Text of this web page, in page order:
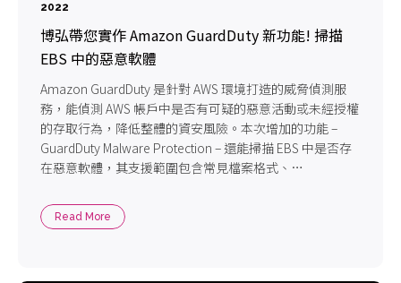
2022
博弘帶您實作 Amazon GuardDuty 新功能! 掃描
EBS 中的惡意軟體
Amazon GuardDuty 是針對 AWS 環境打造的威脅偵測服
務，能偵測 AWS 帳戶中是否有可疑的惡意活動或未經授權
的存取行為，降低整體的資安風險。本次增加的功能 –
GuardDuty Malware Protection – 還能掃描 EBS 中是否存
在惡意軟體，其支援範圍包含常見檔案格式、
上的容器化服務。現在您不必再為 EC2 個別安裝 Agent 或
監控軟體，也能確保 EC2 的 EBS 硬碟安全無虞。
Read More